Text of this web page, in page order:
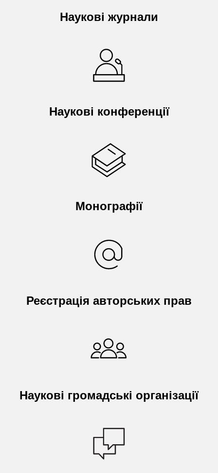
Наукові журнали
Наукові конференції
Монографії
Реєстрація авторських прав
Наукові громадські організації